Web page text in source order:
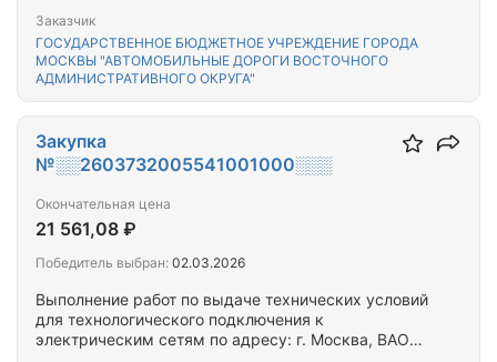
к.2, д.9А
Заказчик
ГОСУДАРСТВЕННОЕ БЮДЖЕТНОЕ УЧРЕЖДЕНИЕ ГОРОДА
МОСКВЫ "АВТОМОБИЛЬНЫЕ ДОРОГИ ВОСТОЧНОГО
АДМИНИСТРАТИВНОГО ОКРУГА"
Выполнение работ по выдаче технических условий
для технологического подключения к
электрическим сетям по адресу: г. Москва, ВАО
Закупка
№░░2603732005541001000░░░
Окончательная цена
21 561,08 ₽
Победитель выбран: 02.03.2026